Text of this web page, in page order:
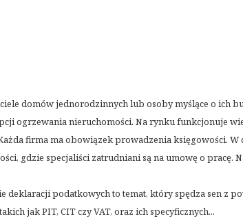
domów jednorodzinnych lub osoby myślące o ich
ogrzewania nieruchomości. Na rynku funkcjonuje
firma ma obowiązek prowadzenia księgowości. W
gdzie specjaliści zatrudniani są na umowę o pracę.
deklaracji podatkowych to temat, który spędza sen z
jak PIT, CIT czy VAT, oraz ich specyficznych...